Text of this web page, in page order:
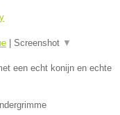
| Screenshot ▼
een echt konijn en echte